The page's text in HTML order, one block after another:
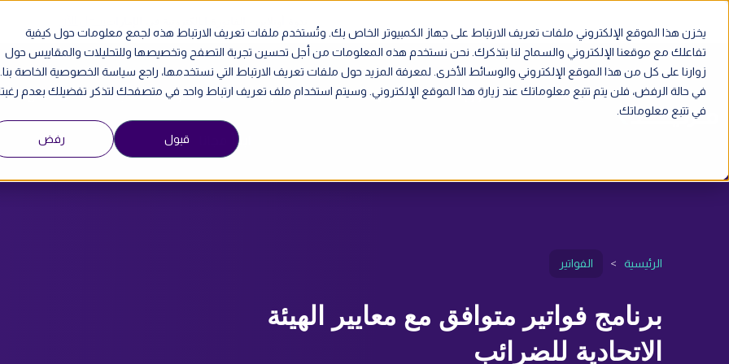
يخزن هذا الموقع الإلكتروني ملفات تعريف الارتباط على جهاز الكمبيوتر الخاص بك. وتُستخدم ملفات تعريف الارتباط هذه لجمع معلومات حول كيفية
تفاعلك مع موقعنا الإلكتروني والسماح لنا بتذكرك. نحن نستخدم هذه المعلومات من أجل تحسين تجربة التصفح وتخصيصها وللتحليلات والمقاييس حول
زوارنا على كل من هذا الموقع الإلكتروني والوسائط الأخرى. لمعرفة المزيد حول ملفات تعريف الارتباط التي نستخدمها، راجع سياسة الخصوصية الخاصة بنا.
في حالة الرفض، فلن يتم تتبع معلوماتك عند زيارة هذا الموقع الإلكتروني. وسيتم استخدام ملف تعريف ارتباط واحد في متصفحك لتذكر تفضيلك بعدم
في تتبع معلوماتك.
قبول رفض
الميزات الحلول الموارد الأسعار حدد موعد للمقابلة English
ابدأ مجانا
الرئيسية > الفواتير
برنامج فواتير متوافق مع معايير الهيئة
الاتحادية للضرائب